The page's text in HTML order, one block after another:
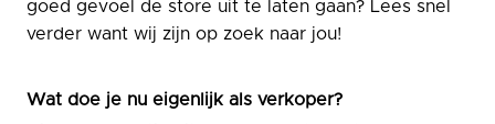
goed gevoel de store uit te laten gaan? Lees snel
verder want wij zijn op zoek naar jou!
Wat doe je nu eigenlijk als verkoper?